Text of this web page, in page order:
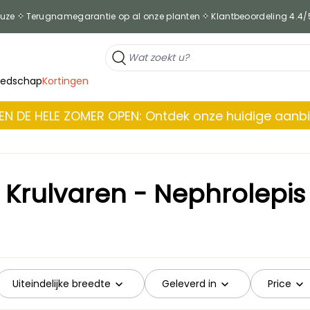
Terugnamegarantie op al onze planten Klantbeoordeling 4.4/
Kortingen
DE HELE ZOMER OPEN: Ontdek onze huidige
Krulvaren - Nephrolepis
Uiteindelijke breedte Geleverd in Price